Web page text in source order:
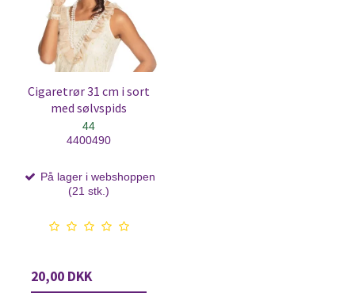
Cigaretrør 31 cm i sort
med sølvspids
44
4400490
På lager i webshoppen
(21 stk.)
20,00 DKK